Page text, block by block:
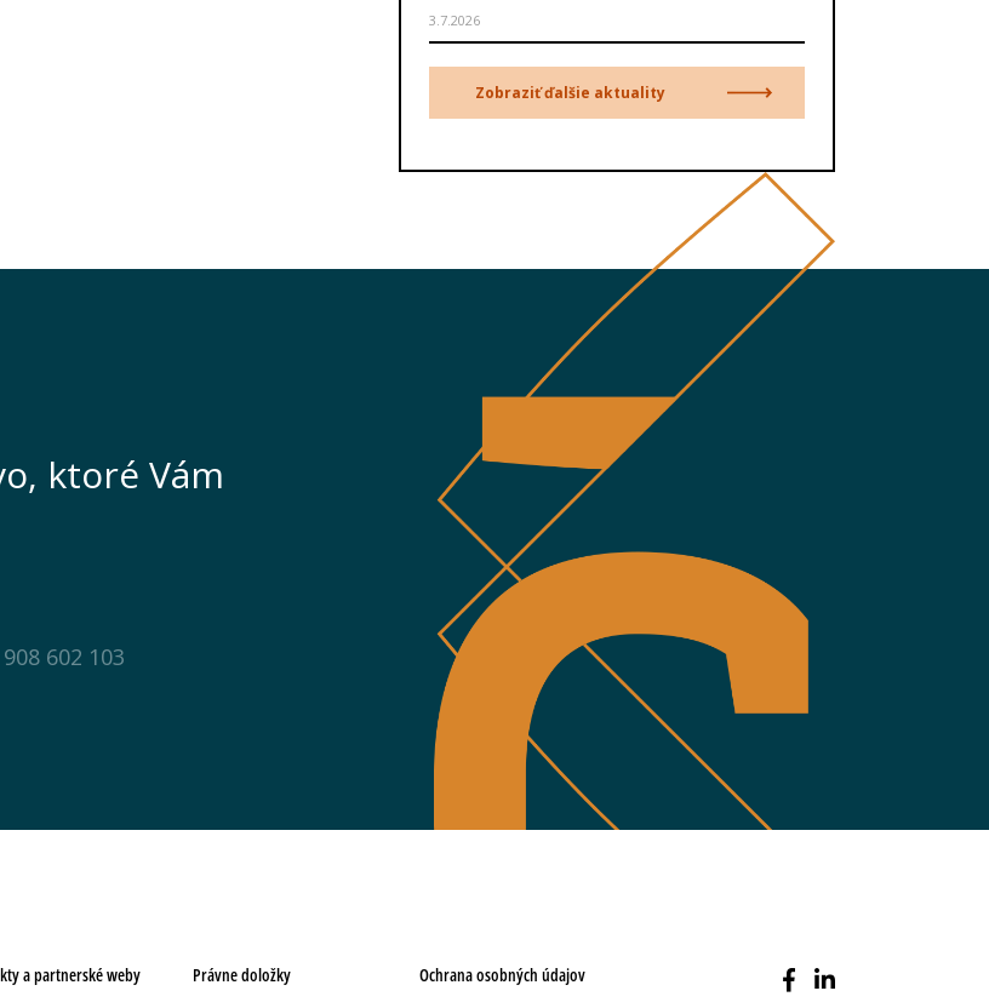
3.7.2026
Zobraziť ďalšie aktuality
ktoré Vám
602 103
a partnerské weby Právne doložky Ochrana osobných údajov